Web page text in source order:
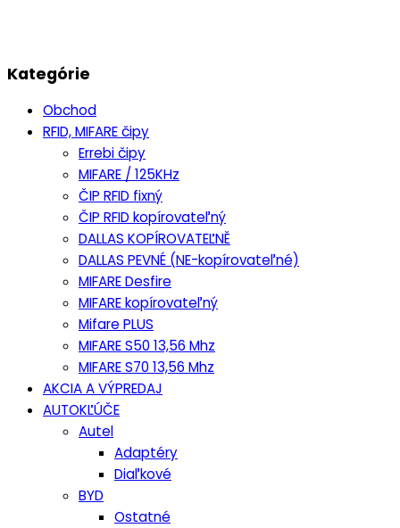
Kategórie
Obchod
RFID, MIFARE čipy
Errebi čipy
MIFARE / 125KHz
ČIP RFID fixný
ČIP RFID kopírovateľný
DALLAS KOPÍROVATEĽNĚ
DALLAS PEVNÉ (NE-kopírovateľné)
MIFARE Desfire
MIFARE kopírovateľný
Mifare PLUS
MIFARE S50 13,56 Mhz
MIFARE S70 13,56 Mhz
AKCIA A VÝPREDAJ
AUTOKĽÚČE
Autel
Adaptéry
Diaľkové
BYD
Ostatné